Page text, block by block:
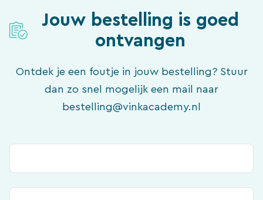
Jouw bestelling is goed
ontvangen
Ontdek je een foutje in jouw bestelling? Stuur
dan zo snel mogelijk een mail naar
bestelling@vinkacademy.nl